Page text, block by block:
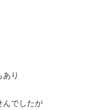
り
でしたが